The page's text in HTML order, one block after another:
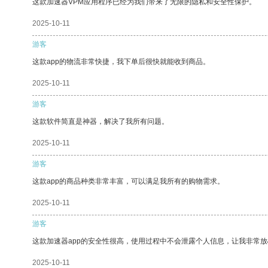
这款加速器VPM应用程序已经为我们带来了无限的隐私和安全性保护。
2025-10-11
游客
这款app的物流非常快捷，我下单后很快就能收到商品。
2025-10-11
游客
这款软件简直是神器，解决了我所有问题。
2025-10-11
游客
这款app的商品种类非常丰富，可以满足我所有的购物需求。
2025-10-11
游客
这款加速器app的安全性很高，使用过程中不会泄露个人信息，让我非常
2025-10-11